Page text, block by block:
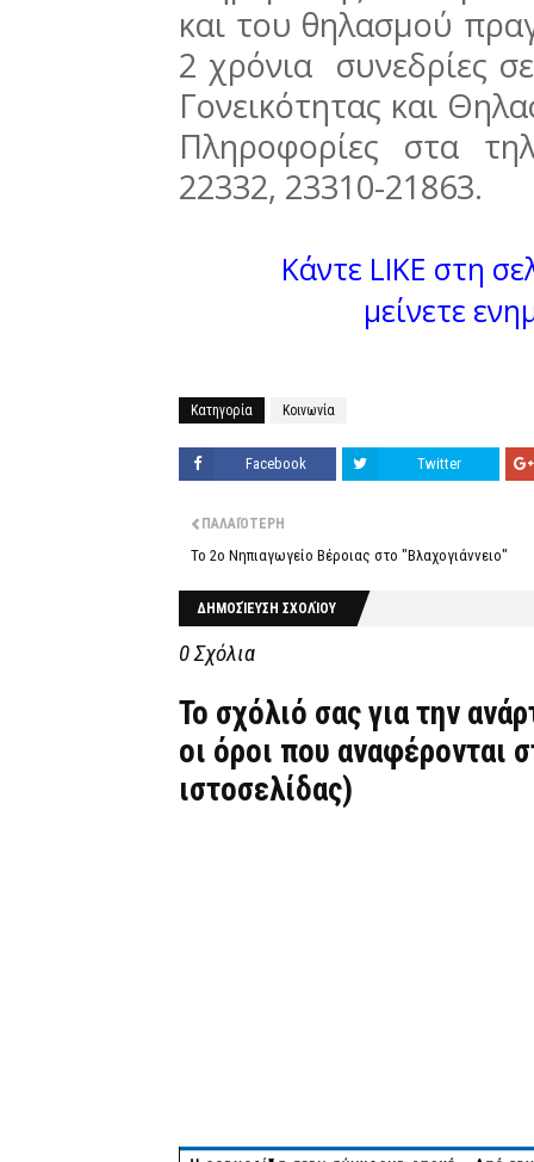
και του θηλασμού
2 χρόνια συνεδρίες
Γονεικότητας και
Πληροφορίες στα
22332, 23310-21863.
Κάντε LIKE στη
μείνετε
Κατηγορία Κοινωνία
Facebook Twitter
ΠΑΛΑΙΌΤΕΡΗ
Το 2ο Νηπιαγωγείο Βέροιας στο "Βλαχογιάννειο"
ΔΗΜΟΣΊΕΥΣΗ ΣΧΟΛΊΟΥ
0 Σχόλια
Το σχόλιό σας για την
οι όροι που αναφέρονται
ιστοσελίδας)